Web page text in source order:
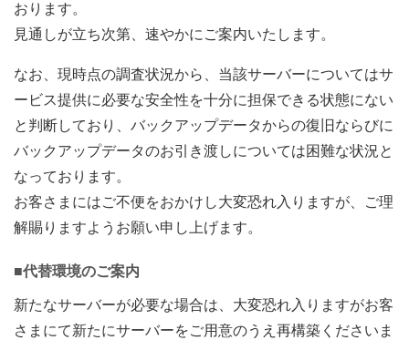
おります。
見通しが立ち次第、速やかにご案内いたします。
なお、現時点の調査状況から、当該サーバーについてはサ
ービス提供に必要な安全性を十分に担保できる状態にない
と判断しており、バックアップデータからの復旧ならびに
バックアップデータのお引き渡しについては困難な状況と
なっております。
お客さまにはご不便をおかけし大変恐れ入りますが、ご理
解賜りますようお願い申し上げます。
■代替環境のご案内
新たなサーバーが必要な場合は、大変恐れ入りますがお客
さまにて新たにサーバーをご用意のうえ再構築くださいま